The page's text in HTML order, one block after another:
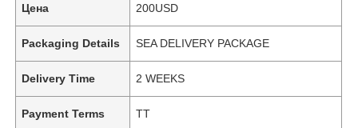
Цена 200USD
Packaging Details SEA DELIVERY PACKAGE
Delivery Time 2 WEEKS
Payment Terms TT